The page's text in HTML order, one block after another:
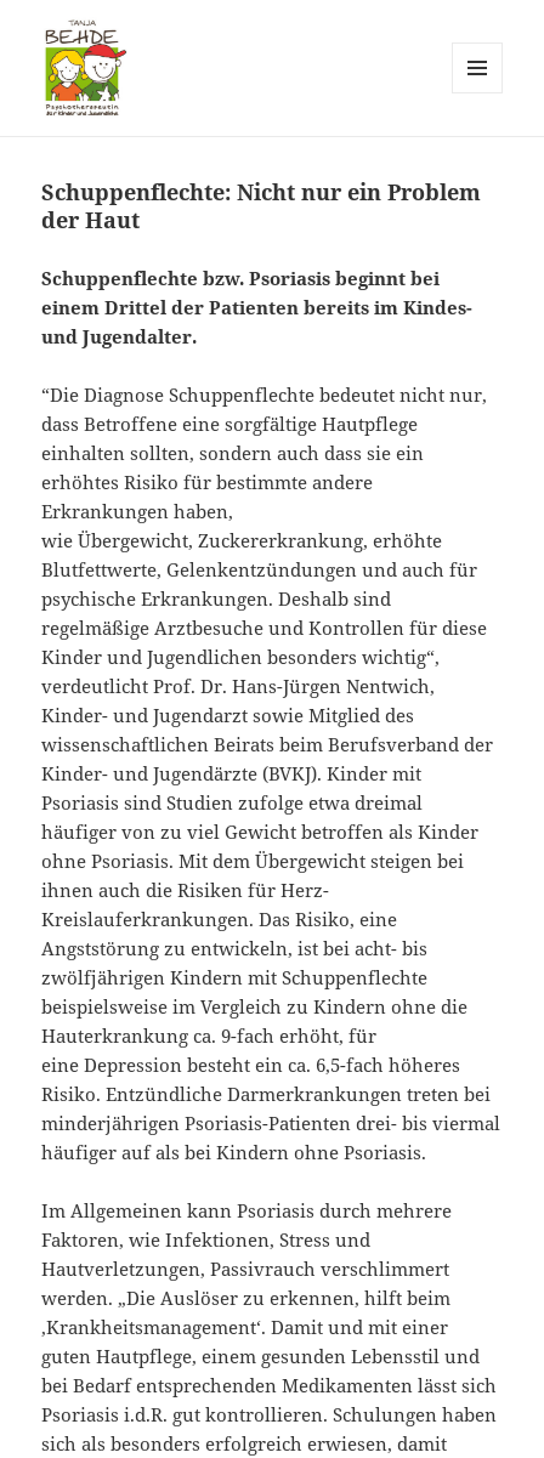
Schuppenflechte: Nicht nur ein Problem
der Haut
Schuppenflechte bzw. Psoriasis beginnt bei
einem Drittel der Patienten bereits im Kindes-
und Jugendalter.
“Die Diagnose Schuppenflechte bedeutet nicht nur,
dass Betroffene eine sorgfältige Hautpflege
einhalten sollten, sondern auch dass sie ein
erhöhtes Risiko für bestimmte andere
Erkrankungen haben,
wie Übergewicht, Zuckererkrankung, erhöhte
Blutfettwerte, Gelenkentzündungen und auch für
psychische Erkrankungen. Deshalb sind
regelmäßige Arztbesuche und Kontrollen für diese
Kinder und Jugendlichen besonders wichtig“,
verdeutlicht Prof. Dr. Hans-Jürgen Nentwich,
Kinder- und Jugendarzt sowie Mitglied des
wissenschaftlichen Beirats beim Berufsverband der
Kinder- und Jugendärzte (BVKJ). Kinder mit
Psoriasis sind Studien zufolge etwa dreimal
häufiger von zu viel Gewicht betroffen als Kinder
ohne Psoriasis. Mit dem Übergewicht steigen bei
ihnen auch die Risiken für Herz-
Kreislauferkrankungen. Das Risiko, eine
Angststörung zu entwickeln, ist bei acht- bis
zwölfjährigen Kindern mit Schuppenflechte
beispielsweise im Vergleich zu Kindern ohne die
Hauterkrankung ca. 9-fach erhöht, für
eine Depression besteht ein ca. 6,5-fach höheres
Risiko. Entzündliche Darmerkrankungen treten bei
minderjährigen Psoriasis-Patienten drei- bis viermal
häufiger auf als bei Kindern ohne Psoriasis.
Im Allgemeinen kann Psoriasis durch mehrere
Faktoren, wie Infektionen, Stress und
Hautverletzungen, Passivrauch verschlimmert
werden. „Die Auslöser zu erkennen, hilft beim
‚Krankheitsmanagement‘. Damit und mit einer
guten Hautpflege, einem gesunden Lebensstil und
bei Bedarf entsprechenden Medikamenten lässt sich
Psoriasis i.d.R. gut kontrollieren. Schulungen haben
sich als besonders erfolgreich erwiesen, damit